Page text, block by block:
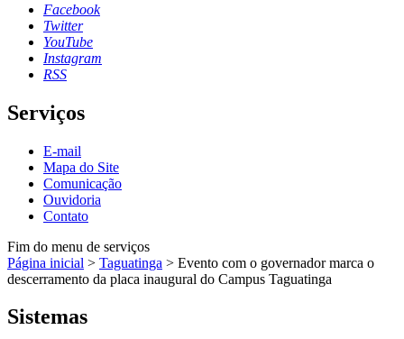
Facebook
Twitter
YouTube
Instagram
RSS
Serviços
E-mail
Mapa do Site
Comunicação
Ouvidoria
Contato
Fim do menu de serviços
Página inicial > Taguatinga > Evento com o governador marca o
descerramento da placa inaugural do Campus Taguatinga
Sistemas